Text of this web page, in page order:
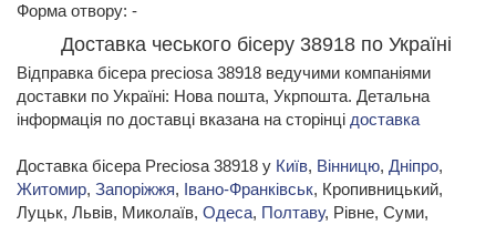
Форма отвору: -
Доставка чеського бісеру 38918 по Україні
Відправка бісера preciosa 38918 ведучими компаніями
доставки по Україні: Нова пошта, Укрпошта. Детальна
інформація по доставці вказана на сторінці доставка
Доставка бісера Preciosa 38918 у Київ, Вінницю, Дніпро,
Житомир, Запоріжжя, Івано-Франківськ, Кропивницький,
Луцьк, Львів, Миколаїв, Одеса, Полтаву, Рівне, Суми,